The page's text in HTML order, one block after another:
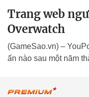
Trang web
Overwatch
(GameSao.vn) –
ấn nào sau một năm